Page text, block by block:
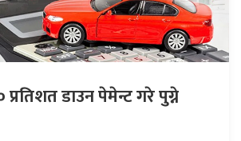
प्रतिशत डाउन पेमेन्ट गरे पुग्ने